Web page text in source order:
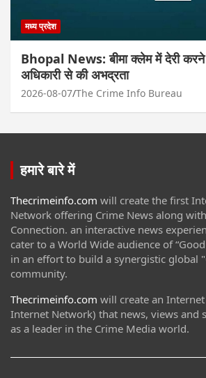
मध्य प्रदेश
Bhopal News: बीमा क्लेम में देरी
अधिकारी से की अभद्रता
2026-08-07 The Crime Info Bureau
हमारे बारे में
Thecrimeinfo.com will create the first
Network offering Crime News along
Connection. an interactive news
cater to a World Wide audience of
in an effort to build a synergistic global
community.
Thecrimeinfo.com will create an
Internet Network) that news, views and
as a leader in the Crime Media world.